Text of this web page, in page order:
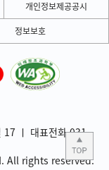
개인정보제공공시
정보보호
17 ㅣ 대표전화 031-
All rights reserved.